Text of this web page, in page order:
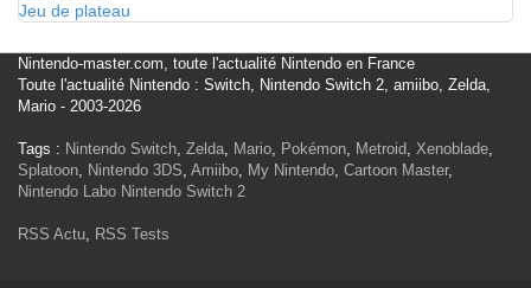
Jeu de plateau
Nintendo-master.com, toute l'actualité Nintendo en France
Toute l'actualité Nintendo : Switch, Nintendo Switch 2, amiibo, Zelda,
Mario - 2003-2026
Tags : Nintendo Switch, Zelda, Mario, Pokémon, Metroid, Xenoblade,
Splatoon, Nintendo 3DS, Amiibo, My Nintendo, Cartoon Master,
Nintendo Labo Nintendo Switch 2
RSS Actu, RSS Tests